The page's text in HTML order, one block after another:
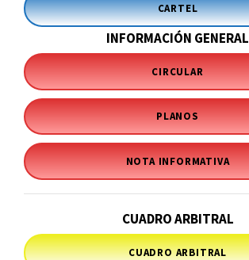
CARTEL
INFORMACIÓN GENERAL
CIRCULAR
PLANOS
NOTA INFORMATIVA
CUADRO ARBITRAL
CUADRO ARBITRAL